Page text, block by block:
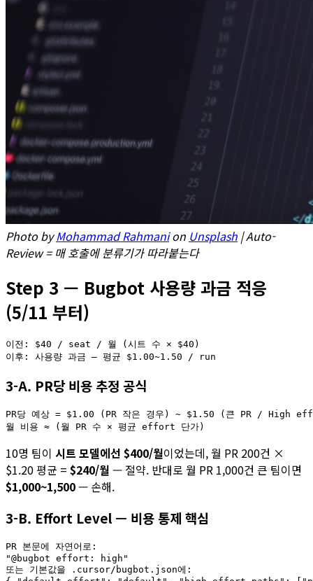
Photo byMohammad Rahmanion Unsplash | Auto-
Review = 매 호출에 분류기가 따라붙는다
Step 3 — Bugbot 사용량 과금 적응
(5/11 부터)
이전: $40 / seat / 월 (시트 수 × $40)
3-A. PR당 비용 추정 공식
PR당 예상 = $1.00 (PR 작은 경우) ~ $1.50 (큰 PR / High
10명 팀이 시트 모델에선 $400/월이었는데, 월 PR 200건 ×
$1.20 평균 = $240/월 — 절약. 반대로 월 PR 1,000건 큰 팀이면
$1,000~1,500— 손해.
3-B. Effort Level — 비용 통제 핵심
PR 본문에 자연어로:
"@bugbot effort: high"
또는 기본값을 .cursor/bugbot.json에: